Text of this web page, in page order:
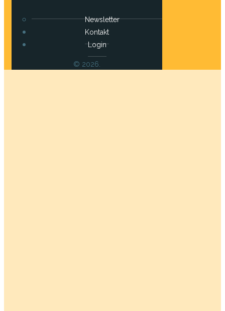
Newsletter
Kontakt
Login
© 2026.